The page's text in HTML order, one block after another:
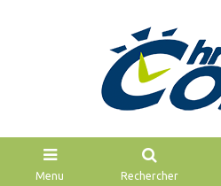
Menu Rechercher